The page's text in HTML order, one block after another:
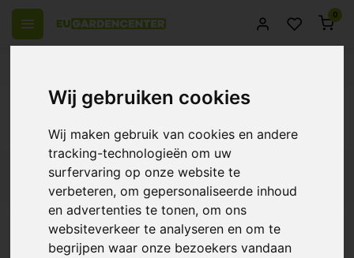
Wij gebruiken cookies
Wij maken gebruik van cookies en andere
tracking-technologieën om uw
surfervaring op onze website te
verbeteren, om gepersonaliseerde inhoud
en advertenties te tonen, om ons
websiteverkeer te analyseren en om te
begrijpen waar onze bezoekers vandaan
0
Terug
Producten getagd met fertraso